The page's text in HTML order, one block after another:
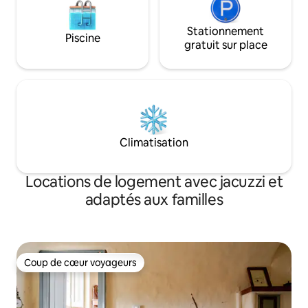
Piscine
Stationnement
gratuit sur place
Climatisation
Locations de logement avec jacuzzi et
adaptés aux familles
Coup de cœur voyageurs
Coup de cœur voyageurs